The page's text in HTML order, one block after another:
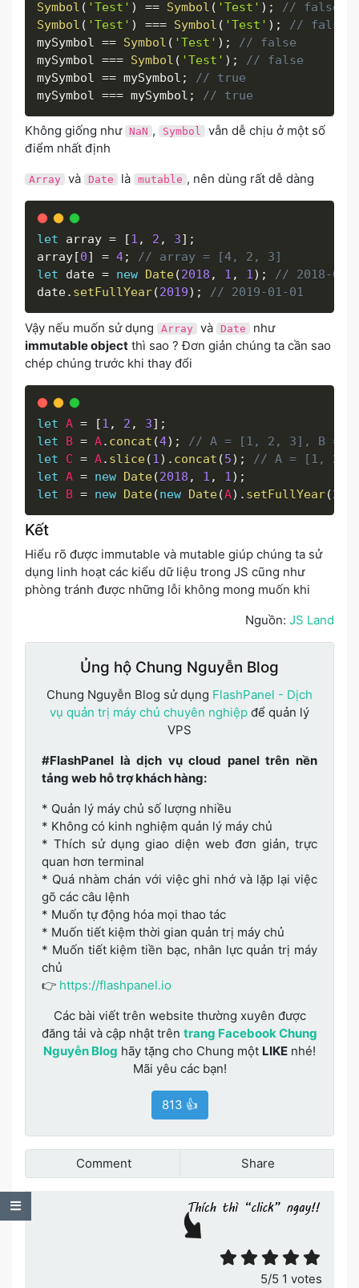
Symbol ( 'Test' ) == Symbol ( 'Test' ) ;
// false
Symbol ( 'Test' ) === Symbol ( 'Test' ) ;
// false
mySymbol == Symbol ( 'Test' ) ;
// false
mySymbol === Symbol ( 'Test' ) ;
// false
mySymbol == mySymbol ;
// true
mySymbol === mySymbol ; // true
Không giống như NaN , Symbol
vẫn dễ chịu ở một số
điểm nhất định
Array và Date là mutable , nên dùng rất dễ dàng
let array = [1 , 2 , 3] ;
array [0] = 4;
// array = [4, 2, 3]
let date = new Date(2018 , 1 , 1) ;
// 2018-01-
date. setFullYear(2019) ; // 2019-01-01
Vậy nếu muốn sử dụng Array và Date
như
immutable object thì sao ? Đơn giản chúng ta cần sao
chép chúng trước khi thay đổi
let A = [1 , 2 , 3] ;
let
B = A. concat (4) ;
// A = [1, 2, 3], B =
let
C = A. slice(1) . concat (5) ;
// A = [1, 2,
let A = new Date(2018 , 1 , 1) ;
let
B = new Date(new Date(A) . setFullYear(
Kết
Hiểu rõ được immutable và mutable giúp chúng ta sử
dụng linh hoạt các kiểu dữ liệu trong JS cũng như
phòng tránh được những lỗi không mong muốn khi
Nguồn: JS Land
Ủng hộ Chung Nguyễn Blog
Chung Nguyễn Blog sử dụng FlashPanel - Dịch
vụ quản trị máy chủ chuyên nghiệp để quản lý
VPS
#FlashPanel là dịch vụ cloud panel trên nền
tảng web hỗ trợ khách hàng:
* Quản lý máy chủ số lượng nhiều
* Không có kinh nghiệm quản lý máy chủ
* Thích sử dụng giao diện web đơn giản, trực
quan hơn terminal
* Quá nhàm chán với việc ghi nhớ và lặp lại việc
gõ các câu lệnh
* Muốn tự động hóa mọi thao tác
* Muốn tiết kiệm thời gian quản trị máy chủ
* Muốn tiết kiệm tiền bạc, nhân lực quản trị máy
chủ
👉 https://flashpanel.io
Các bài viết trên website thường xuyên được
đăng tải và cập nhật trên trang Facebook Chung
Nguyễn Blog hãy tặng cho Chung một LIKE nhé!
Mãi yêu các bạn!
813 👍
Comment Share
Đánh giá bài viết
5/5 1 votes
Table of Contents